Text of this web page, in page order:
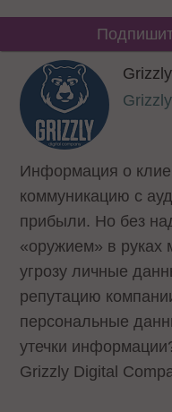
Информация о
коммуникацию с
прибыли. Но без
«оружием» в руках
угрозу личные
репутацию
персональные
утечки
Grizzly Digital